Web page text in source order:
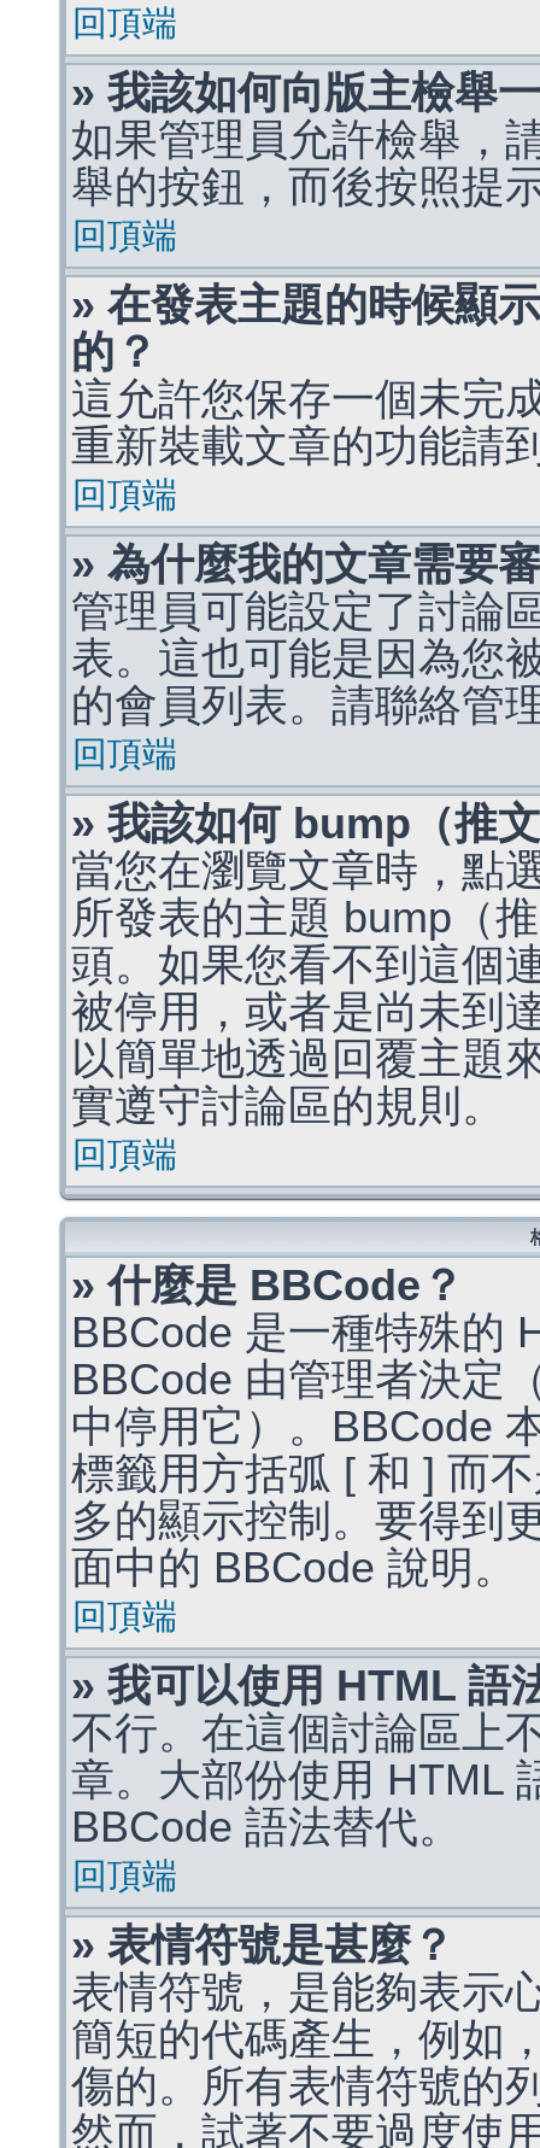
回頂端
» 我該如何向版主檢舉
如果管理員允許檢舉，
舉的按鈕，而後按照提
回頂端
» 在發表主題的時候顯
的？
這允許您保存一個未完
重新裝載文章的功能請
回頂端
» 為什麼我的文章需要
管理員可能設定了討論
表。這也可能是因為您
的會員列表。請聯絡管
回頂端
» 我該如何 bump（推
當您在瀏覽文章時，點
所發表的主題 bump（
頭。如果您看不到這個
被停用，或者是尚未到
以簡單地透過回覆主題
實遵守討論區的規則。
回頂端
» 什麼是 BBCode？
BBCode 是一種特殊的
BBCode 由管理者決定
中停用它）。BBCode
標籤用方括弧 [ 和 ] 而
多的顯示控制。要得到
面中的 BBCode 說明。
回頂端
» 我可以使用 HTML 語
不行。在這個討論區上
章。大部份使用 HTML
BBCode 語法替代。
回頂端
» 表情符號是甚麼？
表情符號，是能夠表示
簡短的代碼產生，例如
傷的。所有表情符號的
然而，試著不要過度使